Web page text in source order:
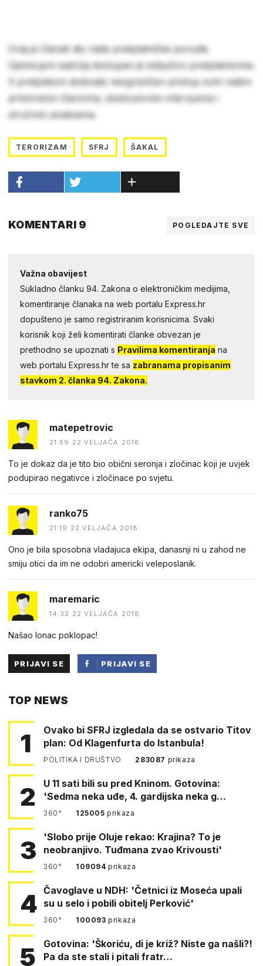
Ovaj je članak dio naše pretplatničke ponude.
Cjelokupni sadržaj dostupan je isključivo pretplatnicima.
S pretplatom dobivate neograničen pristup svim našim
arhiviranim člancima, ekskluzivnim intervjuima i
stručnim analizama.
TERORIZAM SFRJ ŠAKAL
KOMENTARI 9 POGLEDAJTE SVE
Važna obavijest
Sukladno članku 94. Zakona o elektroničkim medijima,
komentiranje članaka na web portalu Express.hr
dopušteno je samo registriranim korisnicima. Svaki
korisnik koji želi komentirati članke obvezan je
prethodno se upoznati s Pravilima komentiranja na
web portalu Express.hr te sa zabranama propisanim
stavkom 2. članka 94. Zakona.
matepetrovic
21:59 22.VELJAČA 2018.
To je dokaz da je tito bio obični seronja i zločinac koji je uvjek
podupirao negativce i zločinace po svjetu.
ranko75
21:19 22.VELJAČA 2018.
Ono je bila sposobna vladajuca ekipa, danasnji ni u zahod ne
smiju otici da im ne odobri americki veleposlanik.
maremaric
14:32 22.VELJAČA 2018.
Našao lonac poklopac!
PRIJAVI SE
PRIJAVI SE
TOP NEWS
1
Ovako bi SFRJ izgledala da se ostvario Titov
plan: Od Klagenfurta do Istanbula!
POLITIKA I DRUŠTVO 283087 prikaza
2
U 11 sati bili su pred Kninom. Gotovina:
'Sedma neka uđe, 4. gardijska neka g…
360° 125005prikaza
3
'Slobo prije Oluje rekao: Krajina? To je
neobranjivo. Tuđmana zvao Krivousti'
360° 109094prikaza
4 Čavoglave u NDH: 'Četnici iz Moseća upali
su u selo i pobili obitelj Perković'
360° 100093prikaza
5
Gotovina: 'Škoriću, di je križ? Niste ga našli?!
Pa da ste stali i pitali fratr…